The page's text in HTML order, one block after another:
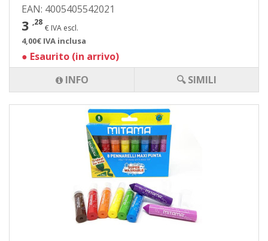
EAN: 4005405542021
3 ,28
€ IVA escl.
4,00€ IVA inclusa
● Esaurito (in arrivo)
INFO
🔍 SIMILI